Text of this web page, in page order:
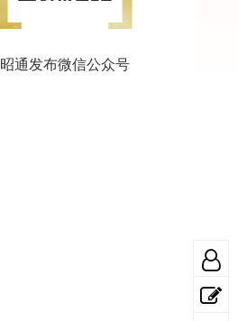
昭通发布微信公众号